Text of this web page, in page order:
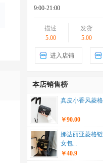
9:00-21:00
描述
5.00
发货
5.00
进入店铺
本店销售榜
真皮小香风菱
￥90.00
娜达丽亚菱格
女包...
￥40.9